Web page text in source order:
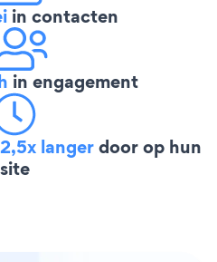
in contacten
in engagement
2,5x langerdoor op hun
site